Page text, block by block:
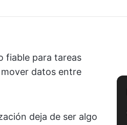
fiable para tareas
datos entre
deja de ser algo